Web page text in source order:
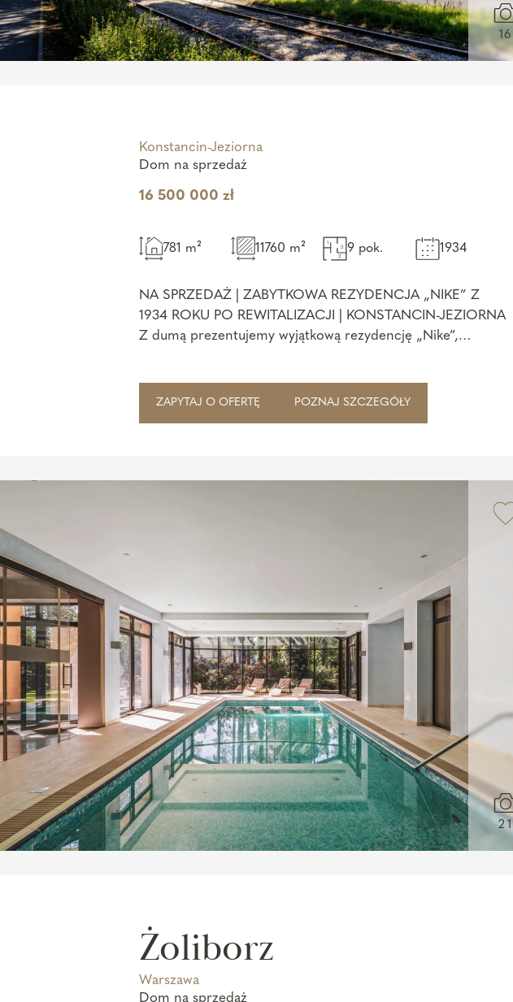
16
Konstancin-Jeziorna
Dom na sprzedaż
16 500 000 zł
781 m² 11760 m² 9 pok. 1934
NA SPRZEDAŻ | ZABYTKOWA REZYDENCJA „NIKE” Z
1934 ROKU PO REWITALIZACJI | KONSTANCIN-JEZIORNA
Z dumą prezentujemy wyjątkową rezydencję „Nike”,
ZAPYTAJ O OFERTĘ POZNAJ SZCZEGÓŁY
21
Żoliborz
Warszawa
Dom na sprzedaż